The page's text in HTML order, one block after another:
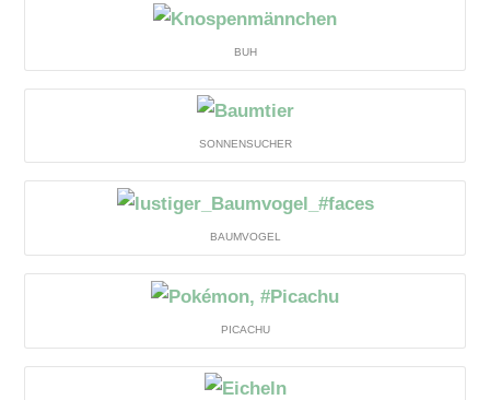
BUH
SONNENSUCHER
BAUMVOGEL
PICACHU